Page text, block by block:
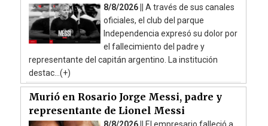
8/8/2026 || A través de sus canales
oficiales, el club del parque
Independencia expresó su dolor por
el fallecimiento del padre y
representante del capitán argentino. La institución
destac...(+)
Murió en Rosario Jorge Messi, padre y
representante de Lionel Messi
8/8/2026 || El empresario falleció a